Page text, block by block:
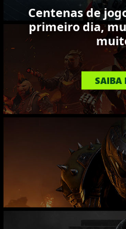
Centenas de
primeiro dia,
SAIBA